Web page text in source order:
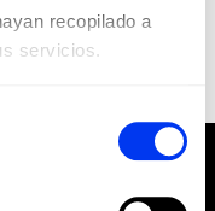
recopilado a
servicios.